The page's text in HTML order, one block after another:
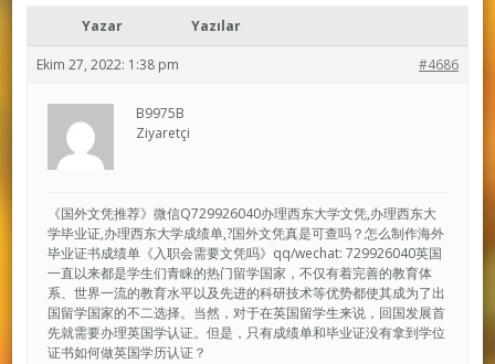
Yazar Yazılar
Ekim 27, 2022: 1:38 pm #4686
B9975B
Ziyaretçi
《国外文凭推荐》微信Q729926040办理西东大学文凭,办理西东大
学毕业证,办理西东大学成绩单,?国外文凭真是可查吗？怎么制作海外
毕业证书成绩单《入职会需要文凭吗》qq/wechat: 729926040英国
一直以来都是学生们青睐的热门留学国家，不仅有着完善的教育体
系、世界一流的教育水平以及先进的科研技术等优势都使其成为了出
国留学国家的不二选择。当然，对于在英国留学生来说，回国发展首
先就需要办理英国学认证。但是，只有成绩单和毕业证没有拿到学位
证书如何做英国学历认证？